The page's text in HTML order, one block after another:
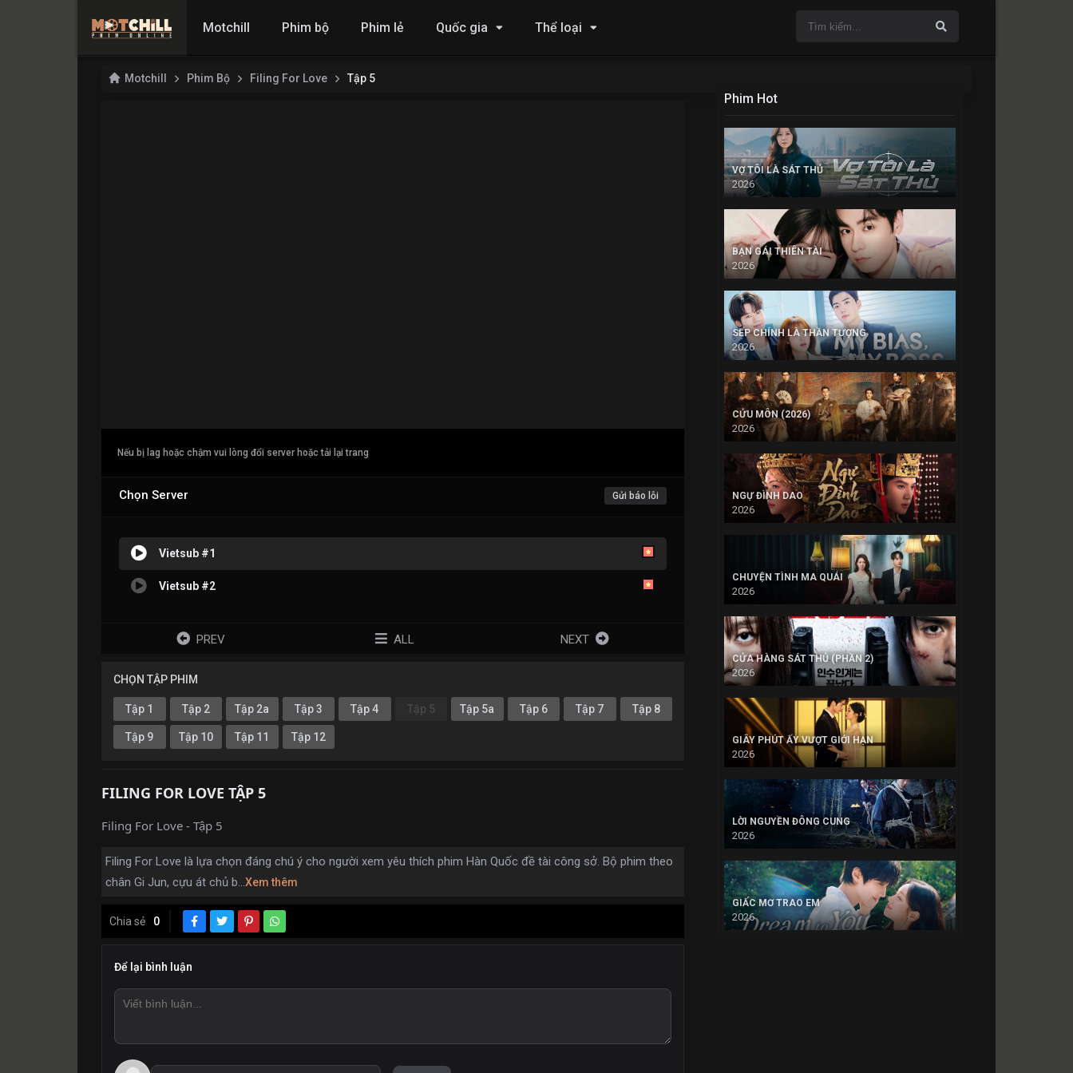
Motchill Phim bộ Phim lẻ Quốc gia Thể loại
Motchill Phim Bộ Filing For Love Tập 5
Nếu bị lag hoặc chậm vui lòng đổi server hoặc tải lại trang
Chọn Server Gửi báo lỗi
Vietsub #1
Vietsub #2
PREV ALL NEXT
CHỌN TẬP PHIM
Tập 1 Tập 2 Tập 2a Tập 3 Tập 4 Tập 5 Tập 5a Tập 6 Tập 7 Tập 8
Tập 9 Tập 10 Tập 11 Tập 12
FILING FOR LOVE TẬP 5
Filing For Love - Tập 5
Filing For Love là lựa chọn đáng chú ý cho người xem yêu thích phim Hàn Quốc đề tài công sở. Bộ phim theo
chân Gi Jun, cựu át chủ b...Xem thêm
Chia sẻ 0
Để lại bình luận
Phim Hot
VỢ TÔI LÀ SÁT THỦ
2026
BẠN GÁI THIÊN TÀI
2026
SẾP CHÍNH LÀ THẦN TƯỢNG
2026
CỬU MÔN (2026)
2026
NGỰ ĐÌNH DAO
2026
CHUYỆN TÌNH MA QUÁI
2026
CỬA HÀNG SÁT THỦ (PHẦN 2)
2026
GIÂY PHÚT ẤY VƯỢT GIỚI HẠN
2026
LỜI NGUYỀN ĐÔNG CUNG
2026
GIẤC MƠ TRAO EM
2026